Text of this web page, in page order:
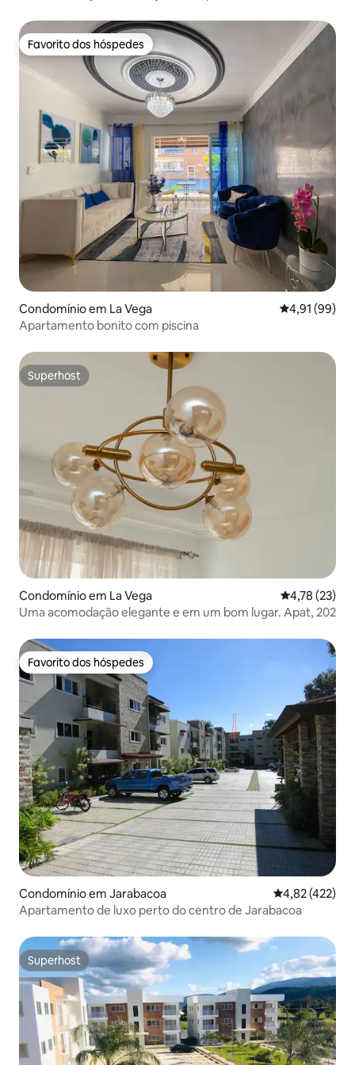
Favorito dos hóspedes
Favorito dos hóspedes
Condomínio em La Vega Classificação
4,91 (99)
Apartamento bonito com piscina
Superhost
Superhost
Condomínio em La Vega Classificação
4,78 (23)
Uma acomodação elegante e em um bom lugar. Apat, 202
Favorito dos hóspedes
Favorito dos hóspedes
Condomínio em Jarabacoa Classificação
4,82 (422)
Apartamento de luxo perto do centro de Jarabacoa
Superhost
Superhost